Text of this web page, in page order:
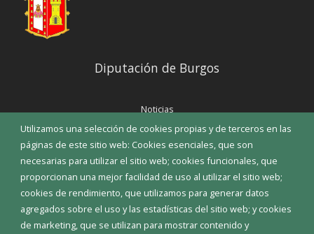
Utilizamos una selección de cookies propias y de terceros en las
páginas de este sitio web: Cookies esenciales, que son
necesarias para utilizar el sitio web; cookies funcionales, que
proporcionan una mejor facilidad de uso al utilizar el sitio web;
cookies de rendimiento, que utilizamos para generar datos
agregados sobre el uso y las estadísticas del sitio web; y cookies
de marketing, que se utilizan para mostrar contenido y
Diputación de Burgos
Noticias
Eventos
Corporación Municipal
Teléfonos de interés
INICIAR SESIÓN
MAPA WEB